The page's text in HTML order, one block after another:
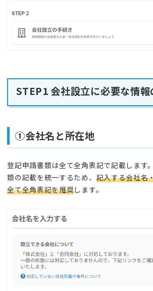
STEP1 会社設立に必要な情報
①会社名と所在地
登記申請書類は全て全角表記で記載します
類の記載を統一するため、 記入する会社名
全て全角表記を推奨します。